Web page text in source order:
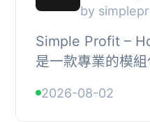
by
Simple Profit –
是一款專業的模
與可擴展性，讓
2026-08-02